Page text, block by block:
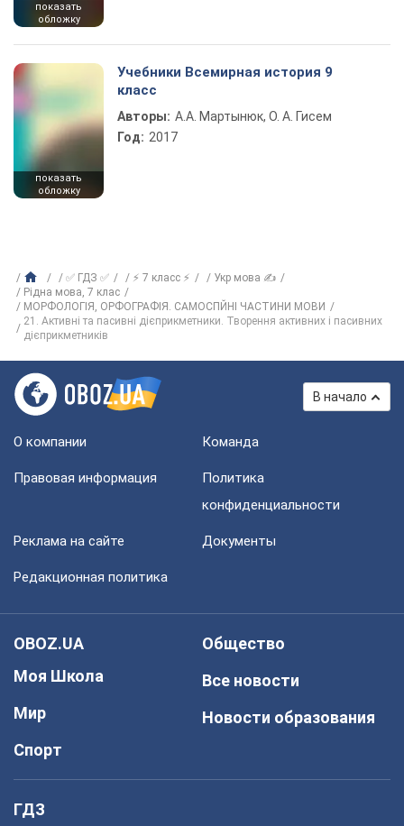
показать
обложку
показать
обложку
Учебники Всемирная история 9
класс
Авторы: А.А. Мартынюк, О. А. Гисем
Год: 2017
✅ ГДЗ ✅ ⚡ 7 класс ⚡
Укр мова ✍
Рідна мова, 7 клас
МОРФОЛОГІЯ, ОРФОГРАФІЯ. САМОСПЙНІ ЧАСТИНИ МОВИ
21. Активні та пасивні дієприкметники. Творення активних і пасивних
дієприкметників
В начало
О компании Команда
Правовая информация
Политика
конфиденциальности
Реклама на сайте Документы
Редакционная политика
OBOZ.UA
Моя Школа
Мир
Спорт
Общество
Все новости
Новости образования
ГДЗ